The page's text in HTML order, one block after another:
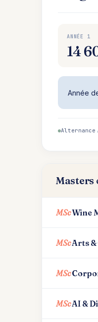
ANNÉE 1
14
Année
Alternance
Masters
MScWine
MScArts &
MSc
MScAI &